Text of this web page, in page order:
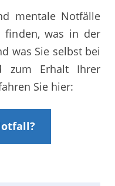
mentale Notfälle
finden, was in der
was Sie selbst bei
zum Erhalt Ihrer
Sie hier: